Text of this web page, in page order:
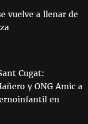
vuelve a llenar de
Cugat:
y ONG Amic a
en